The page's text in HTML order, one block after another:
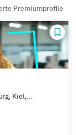
Premiumprofile
Kiel,...